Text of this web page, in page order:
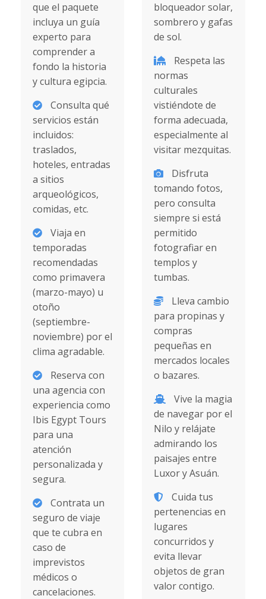
que el paquete
incluya un guía
experto para
comprender a
fondo la historia
y cultura egipcia.
Consulta qué
servicios están
incluidos:
traslados,
hoteles, entradas
a sitios
arqueológicos,
comidas, etc.
Viaja en
temporadas
recomendadas
como primavera
(marzo-mayo) u
otoño
(septiembre-
noviembre) por el
clima agradable.
Reserva con
una agencia con
experiencia como
Ibis Egypt Tours
para una
atención
personalizada y
segura.
Contrata un
seguro de viaje
que te cubra en
caso de
imprevistos
médicos o
cancelaciones.
bloqueador solar,
sombrero y gafas
de sol.
Respeta las
normas
culturales
vistiéndote de
forma adecuada,
especialmente al
visitar mezquitas.
Disfruta
tomando fotos,
pero consulta
siempre si está
permitido
fotografiar en
templos y
tumbas.
Lleva cambio
para propinas y
compras
pequeñas en
mercados locales
o bazares.
Vive la magia
de navegar por el
Nilo y relájate
admirando los
paisajes entre
Luxor y Asuán.
Cuida tus
pertenencias en
lugares
concurridos y
evita llevar
objetos de gran
valor contigo.